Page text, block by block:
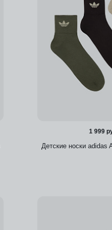
1 999
Детские носки adidas